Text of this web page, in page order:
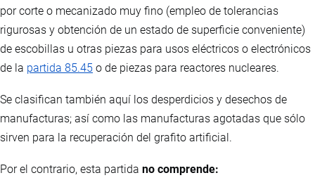
por corte o mecanizado muy fino (empleo de tolerancias
rigurosas y obtención de un estado de superficie conveniente)
de escobillas u otras piezas para usos eléctricos o electrónicos
de la partida 85.45 o de piezas para reactores nucleares.
Se clasifican también aquí los desperdicios y desechos de
manufacturas; así como las manufacturas agotadas que sólo
sirven para la recuperación del grafito artificial.
Por el contrario, esta partida no comprende: